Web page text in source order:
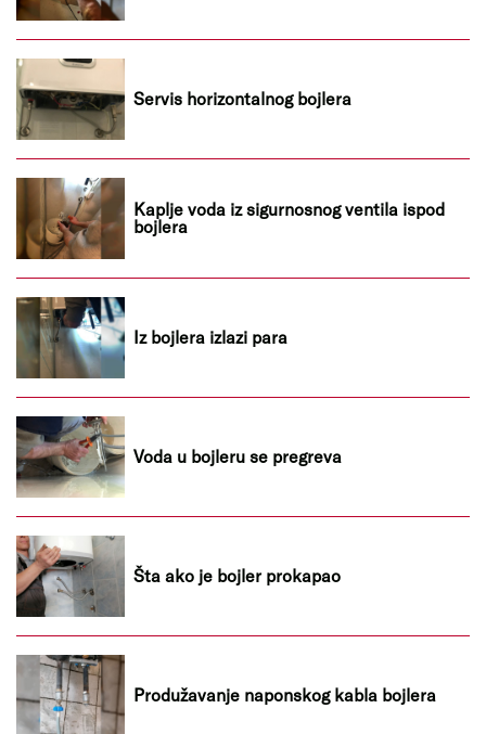
Servis horizontalnog bojlera
Kaplje voda iz sigurnosnog ventila ispod
bojlera
Iz bojlera izlazi para
Voda u bojleru se pregreva
Šta ako je bojler prokapao
Produžavanje naponskog kabla bojlera